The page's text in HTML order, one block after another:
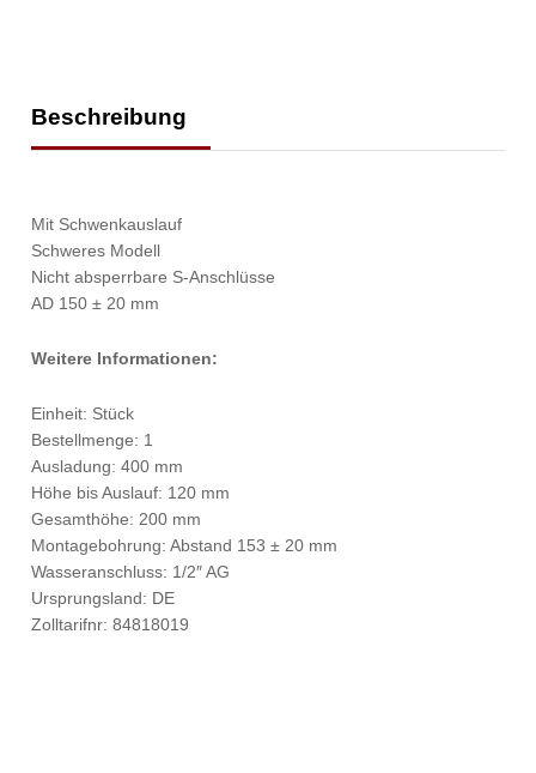
Beschreibung
Mit Schwenkauslauf
Schweres Modell
Nicht absperrbare S-Anschlüsse
AD 150 ± 20 mm
Weitere Informationen:
Einheit: Stück
Bestellmenge: 1
Ausladung: 400 mm
Höhe bis Auslauf: 120 mm
Gesamthöhe: 200 mm
Montagebohrung: Abstand 153 ± 20 mm
Wasseranschluss: 1/2″ AG
Ursprungsland: DE
Zolltarifnr: 84818019